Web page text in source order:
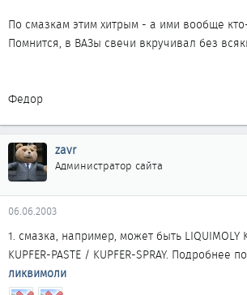
По смазкам этим хитрым - а ими вообще
Помнится, в ВАЗы свечи вкручивал без
Федор
zavr
Администратор сайта
06.06.2003
1. смазка, например, может быть LIQUIMOLY
KUPFER-PASTE / KUPFER-SPRAY. Подробнее
ликвимоли